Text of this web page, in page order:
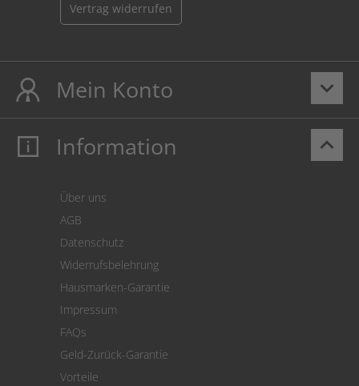
Vertrag widerrufen
keyboard_arrow_down
Mein Konto
Mein Konto
Cookie Einstellungen
keyboard_arrow_up
Information
Über uns
AGB
Datenschutz
Widerrufsbelehrung
Hausmarken-Garantie
Impressum
FAQs
Geld-Zurück-Garantie
Vorteile